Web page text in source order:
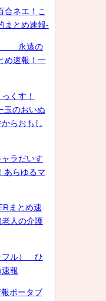
合ネエ！こ
まとめ速報-
！ 永遠の
め速報！一
くす！
玉のおいぬ
らおもし
ラだいす
あらゆるマ
まとめ速
人の介護
フル） ひ
報
ポータブ